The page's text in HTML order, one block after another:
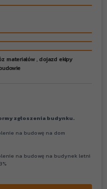
materiałów , dojazd ekipy
zgłoszenia budynku.
na budowę na dom
na budowę na budynek letni